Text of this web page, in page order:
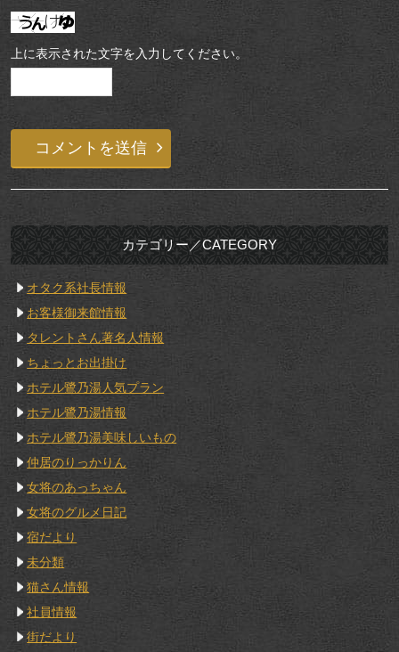
上に表示された文字を入力してください。
カテゴリー／CATEGORY
オタク系社長情報
お客様御来館情報
タレントさん著名人情報
ちょっとお出掛け
ホテル鷺乃湯人気プラン
ホテル鷺乃湯情報
ホテル鷺乃湯美味しいもの
仲居のりっかりん
女将のあっちゃん
女将のグルメ日記
宿だより
未分類
猫さん情報
社員情報
街だより